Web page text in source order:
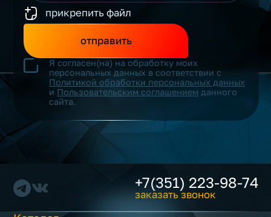
прикрепить файл
отправить
Я согласен(на) на обработку моих
персональных данных в соответствии с
Политикой обработки персональных данных
и Пользовательским соглашением данного
сайта.
+7(351) 223-98-74
заказать звонок